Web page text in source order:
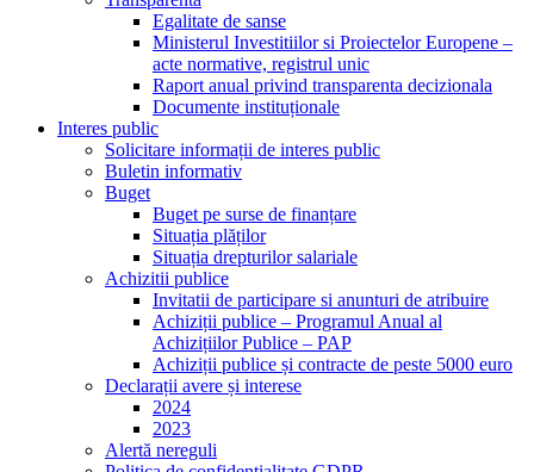
Egalitate de sanse
Ministerul Investitiilor si Proiectelor Europene –
acte normative, registrul unic
Raport anual privind transparenta decizionala
Documente instituționale
Interes public
Solicitare informații de interes public
Buletin informativ
Buget
Buget pe surse de finanțare
Situația plăților
Situația drepturilor salariale
Achizitii publice
Invitatii de participare si anunturi de atribuire
Achiziții publice – Programul Anual al
Achizițiilor Publice – PAP
Achiziții publice și contracte de peste 5000 euro
Declarații avere și interese
2024
2023
Alertă nereguli